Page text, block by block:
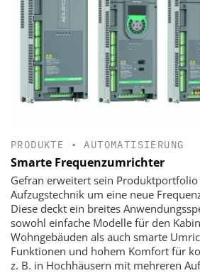
PRODUKTE •AUTOMATISIERUNG
Smarte Frequenzumrichter
Gefran erweitert sein
Aufzugstechnik um eine neue
Diese deckt ein breites
sowohl einfache Modelle für den
Wohngebäuden als auch smarte
Funktionen und hohem Komfort für
z. B. in Hochhäusern mit mehreren